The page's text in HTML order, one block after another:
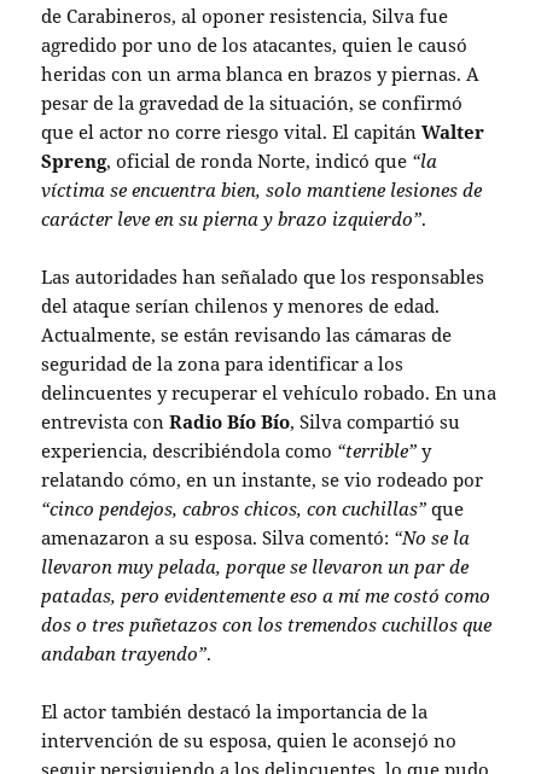
de Carabineros, al oponer resistencia, Silva fue
agredido por uno de los atacantes, quien le causó
heridas con un arma blanca en brazos y piernas. A
pesar de la gravedad de la situación, se confirmó
que el actor no corre riesgo vital. El capitánWalter
Spreng, oficial de ronda Norte, indicó que “la
víctima se encuentra bien, solo mantiene lesiones de
carácter leve en su pierna y brazo izquierdo”.
Las autoridades han señalado que los responsables
del ataque serían chilenos y menores de edad.
Actualmente, se están revisando las cámaras de
seguridad de la zona para identificar a los
delincuentes y recuperar el vehículo robado. En una
entrevista conRadio Bío Bío, Silva compartió su
experiencia, describiéndola como “terrible” y
relatando cómo, en un instante, se vio rodeado por
“cinco pendejos, cabros chicos, con cuchillas” que
amenazaron a su esposa. Silva comentó: “No se la
llevaron muy pelada, porque se llevaron un par de
patadas, pero evidentemente eso a mí me costó como
dos o tres puñetazos con los tremendos cuchillos que
andaban trayendo”.
El actor también destacó la importancia de la
intervención de su esposa, quien le aconsejó no
seguir persiguiendo a los delincuentes, lo que pudo